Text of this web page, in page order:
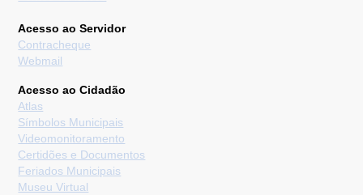
Acesso ao Servidor
Contracheque
Webmail
Acesso ao Cidadão
Atlas
Símbolos Municipais
Videomonitoramento
Certidões e Documentos
Feriados Municipais
Museu Virtual